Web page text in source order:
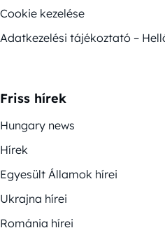
Cookie kezelése
Adatkezelési tájékoztató –
Friss hírek
Hungary news
Hírek
Egyesült Államok hírei
Ukrajna hírei
Románia hírei